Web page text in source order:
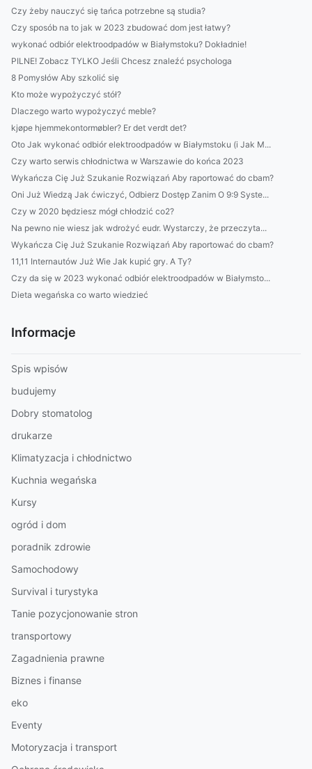
Czy żeby nauczyć się tańca potrzebne są studia?
Czy sposób na to jak w 2023 zbudować dom jest łatwy?
wykonać odbiór elektroodpadów w Białymstoku? Dokładnie!
PILNE! Zobacz TYLKO Jeśli Chcesz znaleźć psychologa
8 Pomysłów Aby szkolić się
Kto może wypożyczyć stół?
Dlaczego warto wypożyczyć meble?
kjøpe hjemmekontormøbler? Er det verdt det?
Oto Jak wykonać odbiór elektroodpadów w Białymstoku (i Jak M...
Czy warto serwis chłodnictwa w Warszawie do końca 2023
Wykańcza Cię Już Szukanie Rozwiązań Aby raportować do cbam?
Oni Już Wiedzą Jak ćwiczyć, Odbierz Dostęp Zanim O 9:9 Syste...
Czy w 2020 będziesz mógł chłodzić co2?
Na pewno nie wiesz jak wdrożyć eudr. Wystarczy, że przeczyta...
Wykańcza Cię Już Szukanie Rozwiązań Aby raportować do cbam?
11,11 Internautów Już Wie Jak kupić gry. A Ty?
Czy da się w 2023 wykonać odbiór elektroodpadów w Białymsto...
Dieta wegańska co warto wiedzieć
Informacje
Spis wpisów
budujemy
Dobry stomatolog
drukarze
Klimatyzacja i chłodnictwo
Kuchnia wegańska
Kursy
ogród i dom
poradnik zdrowie
Samochodowy
Survival i turystyka
Tanie pozycjonowanie stron
transportowy
Zagadnienia prawne
Biznes i finanse
eko
Eventy
Motoryzacja i transport